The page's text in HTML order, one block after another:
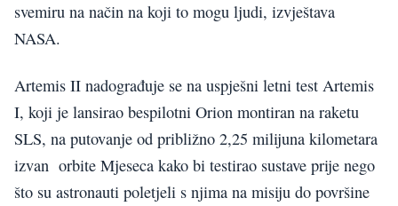
svemiru na način na koji to mogu ljudi, izvještava
NASA.
Artemis II nadograđuje se na uspješni letni test Artemis
I, koji je lansirao bespilotni Orion montiran na raketu
SLS, na putovanje od približno 2,25 milijuna kilometara
izvan orbite Mjeseca kako bi testirao sustave prije nego
što su astronauti poletjeli s njima na misiju do površine